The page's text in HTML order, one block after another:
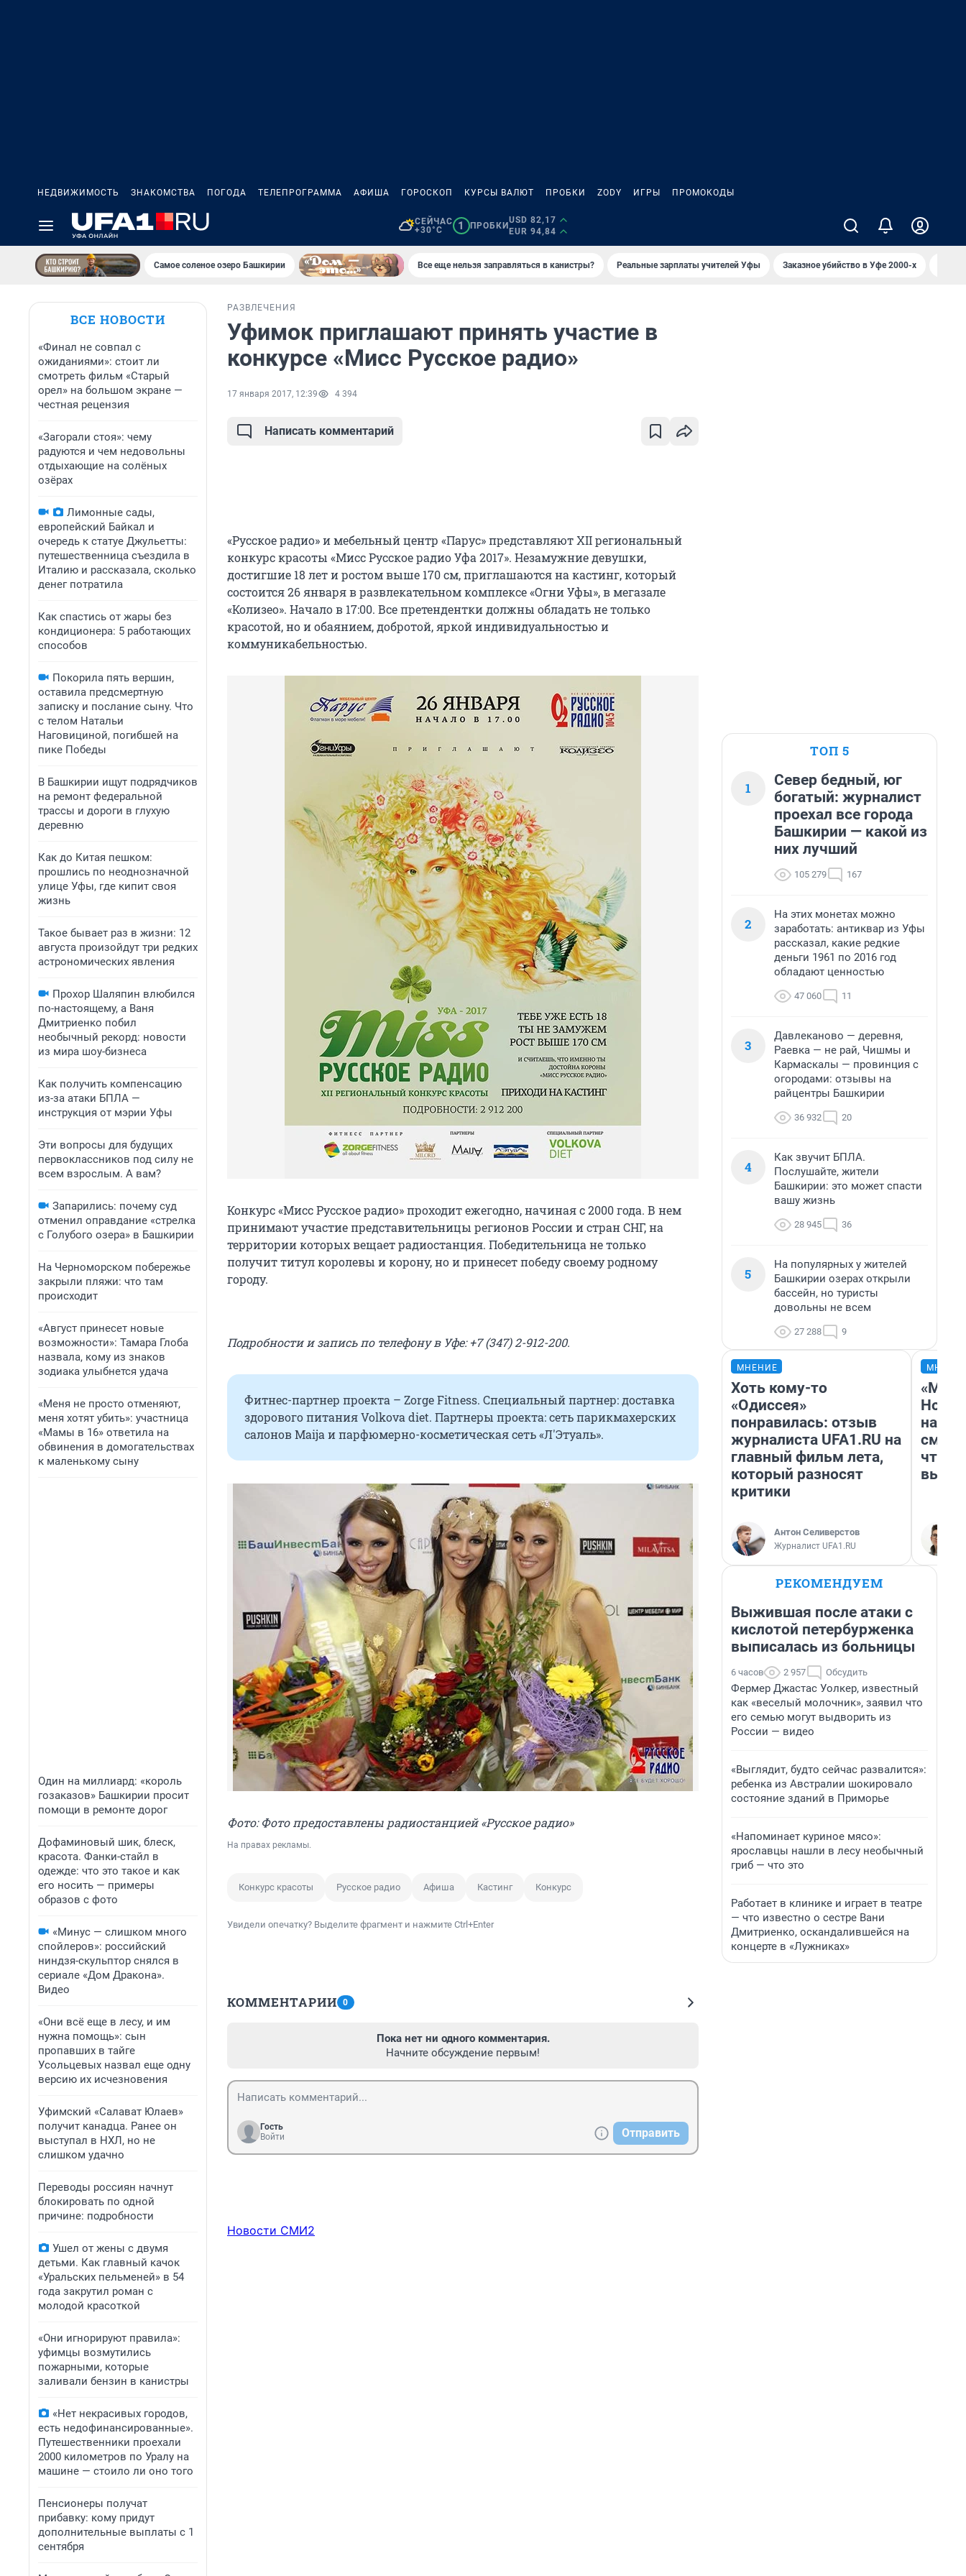
НЕДВИЖИМОСТЬ ЗНАКОМСТВА ПОГОДА ТЕЛЕПРОГРАММА АФИША ГОРОСКОП КУРСЫ ВАЛЮТ ПРОБКИ ZODY ИГРЫ ПРОМОКОДЫ
СЕЙЧАС
+30°C
1 ПРОБКИ
USD 82,17
EUR 94,84
Самое соленое озеро Башкирии Все еще нельзя заправляться в канистры? Реальные зарплаты учителей Уфы Заказное убийство в Уфе 2000-х
ВСЕ НОВОСТИ
«Финал не совпал с
ожиданиями»: стоит ли
смотреть фильм «Старый
орел» на большом экране —
честная рецензия
«Загорали стоя»: чему
радуются и чем недовольны
отдыхающие на солёных
озёрах
Лимонные сады,
европейский Байкал и
очередь к статуе Джульетты:
путешественница съездила в
Италию и рассказала, сколько
денег потратила
Как спастись от жары без
кондиционера: 5 работающих
способов
Покорила пять вершин,
оставила предсмертную
записку и послание сыну. Что
с телом Натальи
Наговициной, погибшей на
пике Победы
В Башкирии ищут подрядчиков
на ремонт федеральной
трассы и дороги в глухую
деревню
Как до Китая пешком:
прошлись по неоднозначной
улице Уфы, где кипит своя
жизнь
Такое бывает раз в жизни: 12
августа произойдут три редких
астрономических явления
Прохор Шаляпин влюбился
по-настоящему, а Ваня
Дмитриенко побил
необычный рекорд: новости
из мира шоу-бизнеса
Как получить компенсацию
из-за атаки БПЛА —
инструкция от мэрии Уфы
Эти вопросы для будущих
первоклассников под силу не
всем взрослым. А вам?
Запарились: почему суд
отменил оправдание «стрелка
с Голубого озера» в Башкирии
На Черноморском побережье
закрыли пляжи: что там
происходит
«Август принесет новые
возможности»: Тамара Глоба
назвала, кому из знаков
зодиака улыбнется удача
«Меня не просто отменяют,
меня хотят убить»: участница
«Мамы в 16» ответила на
обвинения в домогательствах
к маленькому сыну
Один на миллиард: «король
гозаказов» Башкирии просит
помощи в ремонте дорог
Дофаминовый шик, блеск,
красота. Фанки-стайл в
одежде: что это такое и как
его носить — примеры
образов с фото
«Минус — слишком много
спойлеров»: российский
ниндзя-скульптор снялся в
сериале «Дом Дракона».
Видео
«Они всё еще в лесу, и им
нужна помощь»: сын
пропавших в тайге
Усольцевых назвал еще одну
версию их исчезновения
Уфимский «Салават Юлаев»
получит канадца. Ранее он
выступал в НХЛ, но не
слишком удачно
Переводы россиян начнут
блокировать по одной
причине: подробности
Ушел от жены с двумя
детьми. Как главный качок
«Уральских пельменей» в 54
года закрутил роман с
молодой красоткой
«Они игнорируют правила»:
уфимцы возмутились
пожарными, которые
заливали бензин в канистры
«Нет некрасивых городов,
есть недофинансированные».
Путешественники проехали
2000 километров по Уралу на
машине — стоило ли оно того
Пенсионеры получат
прибавку: кому придут
дополнительные выплаты с 1
сентября
РАЗВЛЕЧЕНИЯ
Уфимок приглашают принять участие в
конкурсе «Мисс Русское радио»
17 января 2017, 12:39 4 394
Написать комментарий
«Русское радио» и мебельный центр «Парус» представляют XII региональный
конкурс красоты «Мисс Русское радио Уфа 2017». Незамужние девушки,
достигшие 18 лет и ростом выше 170 см, приглашаются на кастинг, который
состоится 26 января в развлекательном комплексе «Огни Уфы», в мегазале
«Колизео». Начало в 17:00. Все претендентки должны обладать не только
красотой, но и обаянием, добротой, яркой индивидуальностью и
коммуникабельностью.
Конкурс «Мисс Русское радио» проходит ежегодно, начиная с 2000 года. В нем
принимают участие представительницы регионов России и стран СНГ, на
территории которых вещает радиостанция. Победительница не только
получит титул королевы и корону, но и принесет победу своему родному
городу.
Подробности и запись по телефону в Уфе: +7 (347) 2-912-200.
Фитнес-партнер проекта – Zorge Fitness. Специальный партнер: доставка
здорового питания Volkova diet. Партнеры проекта: сеть парикмахерских
салонов Maija и парфюмерно-косметическая сеть «Л'Этуаль».
Фото: Фото предоставлены радиостанцией «Русское радио»
На правах рекламы.
Конкурс красоты Русское радио Афиша Кастинг Конкурс
Увидели опечатку? Выделите фрагмент и нажмите Ctrl+Enter
КОММЕНТАРИИ 0
Пока нет ни одного комментария.
Начните обсуждение первым!
Гость
Войти
Отправить
Новости СМИ2
ТОП 5
1
Север бедный, юг
богатый: журналист
проехал все города
Башкирии — какой из
них лучший
105 279 167
2
На этих монетах можно
заработать: антиквар из Уфы
рассказал, какие редкие
деньги 1961 по 2016 год
обладают ценностью
47 060 11
3
Давлеканово — деревня,
Раевка — не рай, Чишмы и
Кармаскалы — провинция с
огородами: отзывы на
райцентры Башкирии
36 932 20
4
Как звучит БПЛА.
Послушайте, жители
Башкирии: это может спасти
вашу жизнь
28 945 36
5
На популярных у жителей
Башкирии озерах открыли
бассейн, но туристы
довольны не всем
27 288 9
МНЕНИЕ
Хоть кому-то
«Одиссея»
понравилась: отзыв
журналиста UFA1.RU на
главный фильм лета,
который разносят
критики
Антон Селиверстов
Журналист UFA1.RU
«Мы
РЕКОМЕНДУЕМ
Выжившая после атаки с
кислотой петербурженка
выписалась из больницы
6 часов 2 957 Обсудить
Фермер Джастас Уолкер, известный
как «веселый молочник», заявил что
его семью могут выдворить из
России — видео
«Выглядит, будто сейчас развалится»:
ребенка из Австралии шокировало
состояние зданий в Приморье
«Напоминает куриное мясо»:
ярославцы нашли в лесу необычный
гриб — что это
Работает в клинике и играет в театре
— что известно о сестре Вани
Дмитриенко, оскандалившейся на
концерте в «Лужниках»